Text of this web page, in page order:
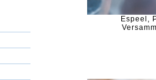
Espeel,